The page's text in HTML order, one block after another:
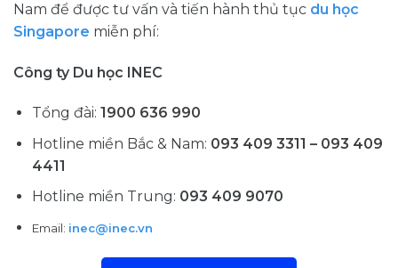
Nam để được tư vấn và tiến hành thủ tục du học
Singapore miễn phí:
Công ty Du học INEC
Tổng đài: 1900 636 990
Hotline miền Bắc & Nam: 093 409 3311 – 093 409
4411
Hotline miền Trung: 093 409 9070
Email: inec@inec.vn